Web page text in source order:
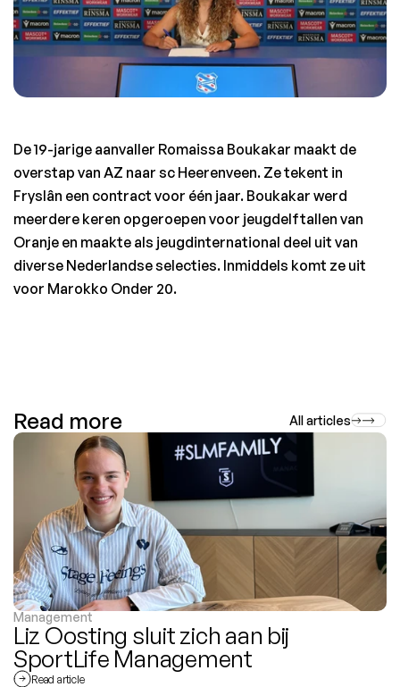
De 19-jarige aanvaller Romaissa Boukakar maakt de
overstap van AZ naar sc Heerenveen. Ze tekent in
Fryslân een contract voor één jaar. Boukakar werd
meerdere keren opgeroepen voor jeugdelftallen van
Oranje en maakte als jeugdinternational deel uit van
diverse Nederlandse selecties. Inmiddels komt ze uit
voor Marokko Onder 20.
Read more All articles
Management
Liz Oosting sluit zich aan bij
SportLife Management
Read article